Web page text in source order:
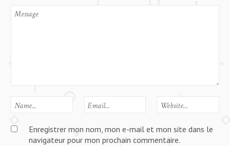
Enregistrer mon nom, mon e-mail et mon site dans le
navigateur pour mon prochain commentaire.